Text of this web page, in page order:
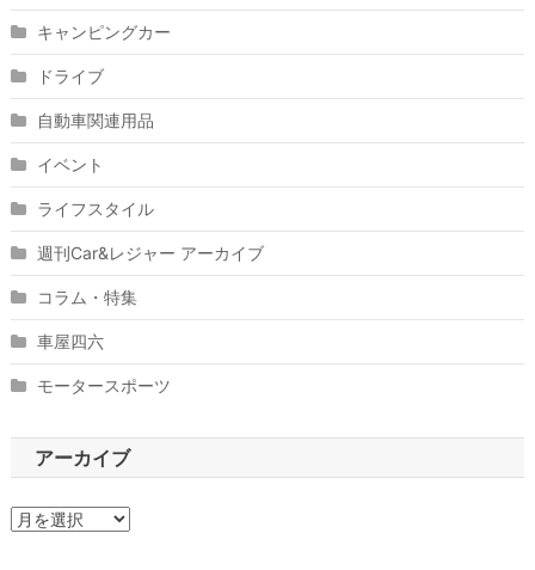
キャンピングカー
ドライブ
自動車関連用品
イベント
ライフスタイル
週刊Car&レジャー アーカイブ
コラム・特集
車屋四六
モータースポーツ
アーカイブ
ア